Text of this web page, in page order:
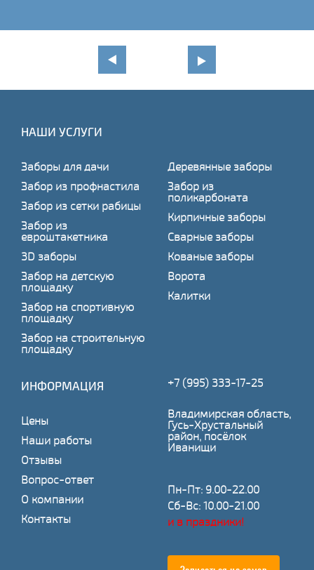
НАШИ УСЛУГИ
Заборы для дачи
Забор из профнастила
Забор из сетки рабицы
Забор из
евроштакетника
3D заборы
Забор на детскую
площадку
Забор на спортивную
площадку
Забор на строительную
площадку
Деревянные заборы
Забор из
поликарбоната
Кирпичные заборы
Сварные заборы
Кованые заборы
Ворота
Калитки
ИНФОРМАЦИЯ
Цены
Наши работы
Отзывы
Вопрос-ответ
О компании
Контакты
+7 (995) 333-17-25
Владимирская область,
Гусь-Хрустальный
район, посёлок
Иванищи
Пн-Пт: 9.00-22.00
Сб-Вс: 10.00-21.00
и в праздники!